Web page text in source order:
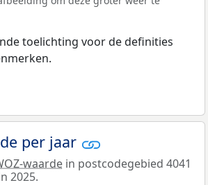
toelichting voor de definities
per jaar
waarde in postcodegebied 4041
2025.